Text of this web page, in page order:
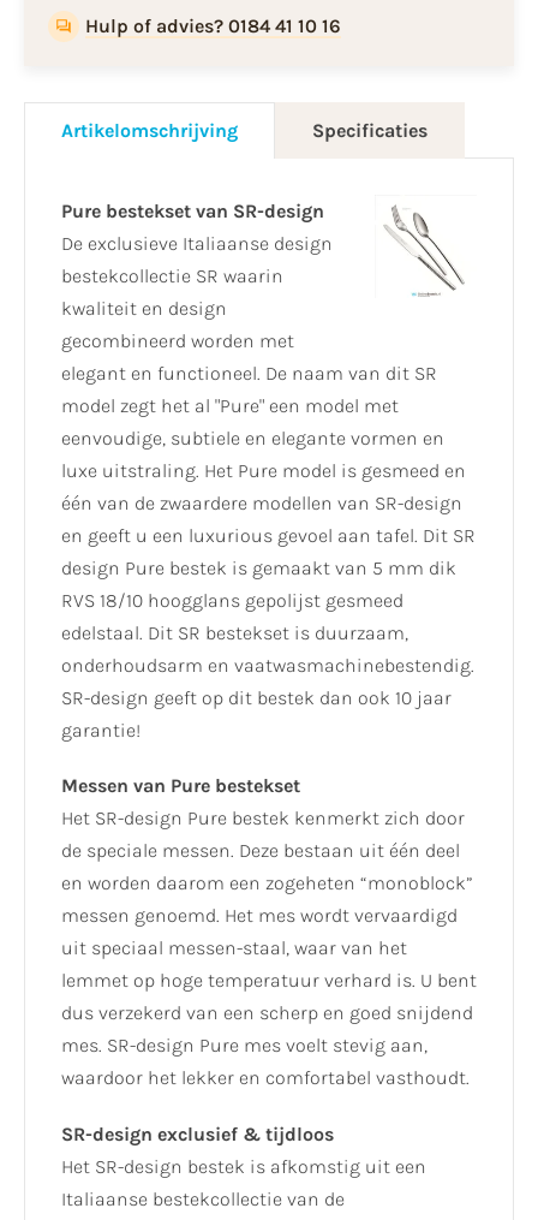
Hulp of advies? 0184 41 10 16
Artikelomschrijving Specificaties
Pure bestekset van SR-design
De exclusieve Italiaanse design
bestekcollectie SR waarin
kwaliteit en design
gecombineerd worden met
elegant en functioneel. De naam van dit SR
model zegt het al "Pure" een model met
eenvoudige, subtiele en elegante vormen en
luxe uitstraling. Het Pure model is gesmeed en
één van de zwaardere modellen van SR-design
en geeft u een luxurious gevoel aan tafel. Dit SR
design Pure bestek is gemaakt van 5 mm dik
RVS 18/10 hoogglans gepolijst gesmeed
edelstaal. Dit SR bestekset is duurzaam,
onderhoudsarm en vaatwasmachinebestendig.
SR-design geeft op dit bestek dan ook 10 jaar
garantie!
Messen van Pure bestekset
Het SR-design Pure bestek kenmerkt zich door
de speciale messen. Deze bestaan uit één deel
en worden daarom een zogeheten “monoblock”
messen genoemd. Het mes wordt vervaardigd
uit speciaal messen-staal, waar van het
lemmet op hoge temperatuur verhard is. U bent
dus verzekerd van een scherp en goed snijdend
mes. SR-design Pure mes voelt stevig aan,
waardoor het lekker en comfortabel vasthoudt.
SR-design exclusief & tijdloos
Het SR-design bestek is afkomstig uit een
Italiaanse bestekcollectie van de